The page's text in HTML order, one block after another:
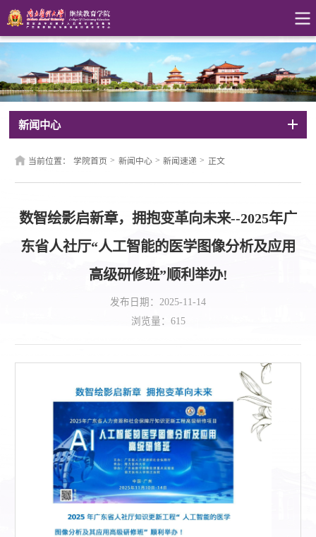
新闻中心
当前位置： 学院首页 > 新闻中心 > 新闻速递 > 正文
数智绘影启新章，拥抱变革向未来--2025年广
东省人社厅“人工智能的医学图像分析及应用
高级研修班”顺利举办!
发布日期：2025-11-14
浏览量： 615